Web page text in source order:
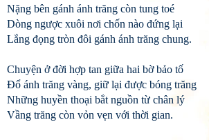
Nặng bên gánh ánh trăng còn tung toé
Dòng ngược xuôi nơi chốn nào đứng lại
Lắng đọng tròn đôi gánh ánh trăng chung.
Chuyện ở đời hợp tan giữa hai bờ bảo tố
Đổ ánh trăng vàng, giữ lại được bóng trăng
Những huyền thoại bắt nguồn từ chân lý
Vầng trăng còn vỏn vẹn với thời gian.